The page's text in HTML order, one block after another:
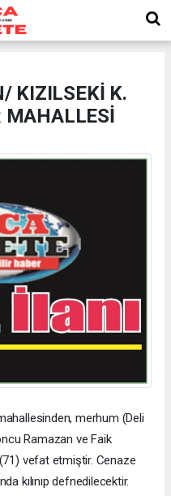
KIZILSEKİ K.
MAHALLESİ
merhum (Deli
Ramazan ve Faik
vefat etmiştir. Cenaze
kılınıp defnedilecektir.